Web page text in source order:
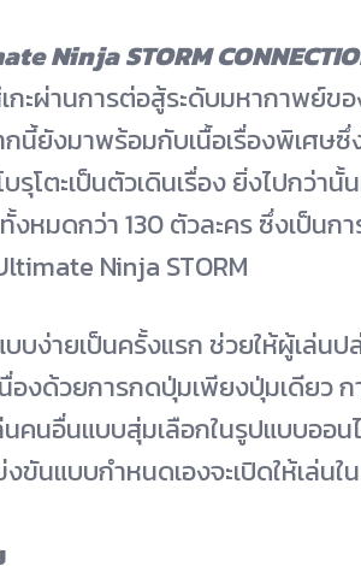
Ninja STORM
กะผ่านการต่อสู้ระดับมหากาพย์ขอ
นี้ยังมาพร้อมกับเนื้อเรื่องพิเศษซึ่
รุโตะเป็นตัวเดินเรื่อง ยิ่งไปกว่านั้
งหมดกว่า 130 ตัวละคร ซึ่งเป็นก
Ninja STORM
บง่ายเป็นครั้งแรก ช่วยให้ผู้เล่น
องด้วยการกดปุ่มเพียงปุ่มเดียว
นคนอื่นแบบสุ่มเลือกในรูปแบบออน
งขันแบบกำหนดเองจะเปิดให้เล่นใ